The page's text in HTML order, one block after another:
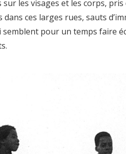
les visages et les corps, pris
ces larges rues, sauts
pour un temps faire